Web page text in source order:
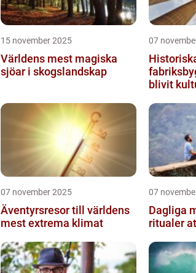
15 november 2025
Världens mest magiska
sjöar i skogslandskap
07
blivit
07 november 2025
Äventyrsresor till världens
mest extrema klimat
07
Dagliga
ritualer